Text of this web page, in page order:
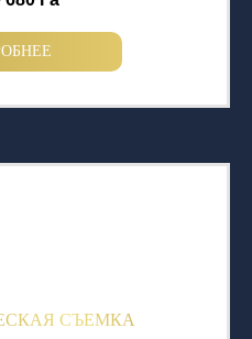
СЪЕМКА